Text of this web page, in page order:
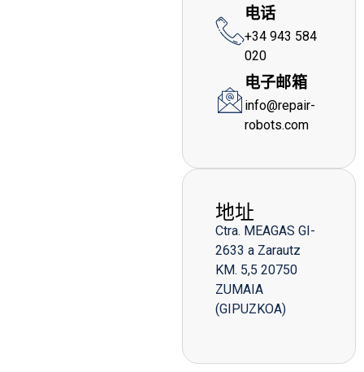
电话
+34 943 584
020
电子邮箱
info@repair-
robots.com
地址
Ctra. MEAGAS GI-
2633 a Zarautz
KM. 5,5 20750
ZUMAIA
(GIPUZKOA)